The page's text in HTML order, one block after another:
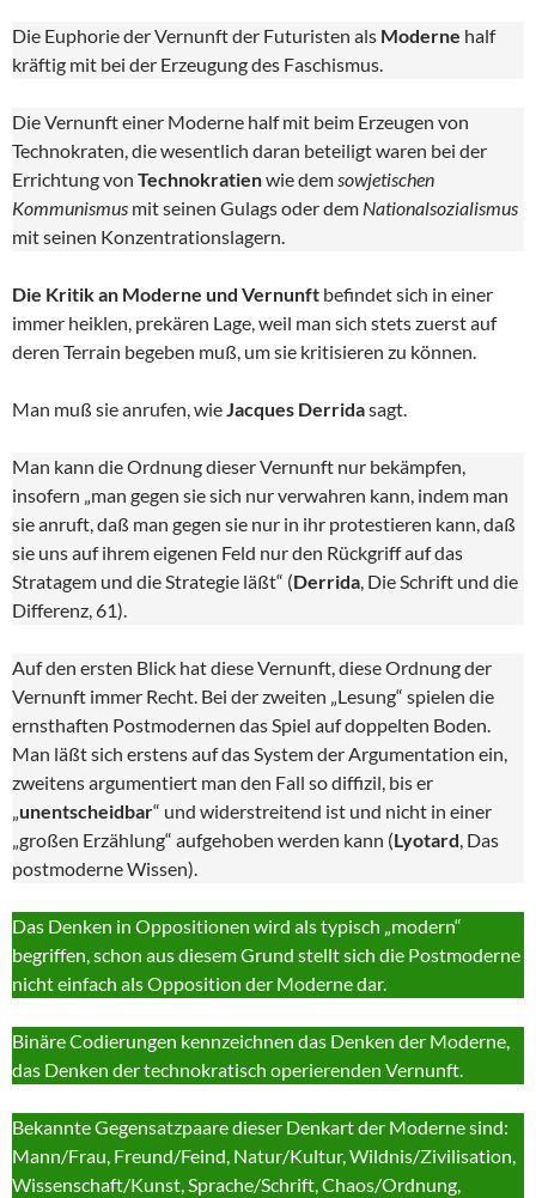
Die Euphorie der Vernunft der Futuristen als Moderne half
kräftig mit bei der Erzeugung des Faschismus.
Die Vernunft einer Moderne half mit beim Erzeugen von
Technokraten, die wesentlich daran beteiligt waren bei der
Errichtung von Technokratienwie demsowjetischen
Kommunismus mit seinen Gulags oder dem Nationalsozialismus
mit seinen Konzentrationslagern.
Die Kritik an Moderne und Vernunft befindet sich in einer
immer heiklen, prekären Lage, weil man sich stets zuerst auf
deren Terrain begeben muß, um sie kritisieren zu können.
Man muß sie anrufen, wieJacques Derridasagt.
Man kann die Ordnung dieser Vernunft nur bekämpfen,
insofern „man gegen sie sich nur verwahren kann, indem man
sie anruft, daß man gegen sie nur in ihr protestieren kann, daß
sie uns auf ihrem eigenen Feld nur den Rückgriff auf das
Stratagem und die Strategie läßt“ (Derrida, Die Schrift und die
Differenz, 61).
Auf den ersten Blick hat diese Vernunft, diese Ordnung der
Vernunft immer Recht. Bei der zweiten „Lesung“ spielen die
ernsthaften Postmodernen das Spiel auf doppelten Boden.
Man läßt sich erstens auf das System der Argumentation ein,
zweitens argumentiert man den Fall so diffizil, bis er
„unentscheidbar“ und widerstreitend ist und nicht in einer
„großen Erzählung“ aufgehoben werden kann (Lyotard, Das
postmoderne Wissen).
Das Denken in Oppositionen wird als typisch „modern“
begriffen, schon aus diesem Grund stellt sich die Postmoderne
nicht einfach als Opposition der Moderne dar.
Binäre Codierungen kennzeichnen das Denken der Moderne,
das Denken der technokratisch operierenden Vernunft.
Bekannte Gegensatzpaare dieser Denkart der Moderne sind:
Mann/Frau, Freund/Feind, Natur/Kultur, Wildnis/Zivilisation,
Wissenschaft/Kunst, Sprache/Schrift, Chaos/Ordnung,